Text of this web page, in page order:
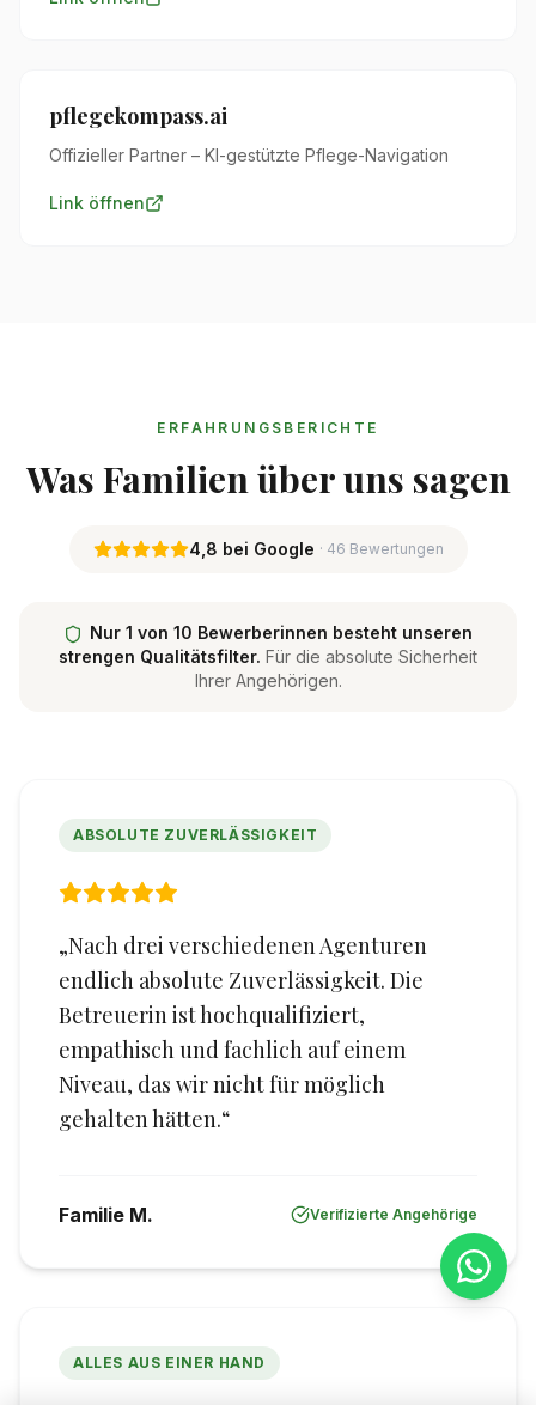
pflegekompass.ai
Offizieller Partner – KI-gestützte Pflege-Navigation
Link öffnen
ERFAHRUNGSBERICHTE
Was Familien über uns sagen
4,8 bei Google · 46 Bewertungen
Nur 1 von 10 Bewerberinnen besteht unseren
strengen Qualitätsfilter. Für die absolute Sicherheit
Ihrer Angehörigen.
ABSOLUTE ZUVERLÄSSIGKEIT
„Nach drei verschiedenen Agenturen
endlich absolute Zuverlässigkeit. Die
Betreuerin ist hochqualifiziert,
empathisch und fachlich auf einem
Niveau, das wir nicht für möglich
gehalten hätten.“
Familie M. Verifizierte Angehörige
ALLES AUS EINER HAND